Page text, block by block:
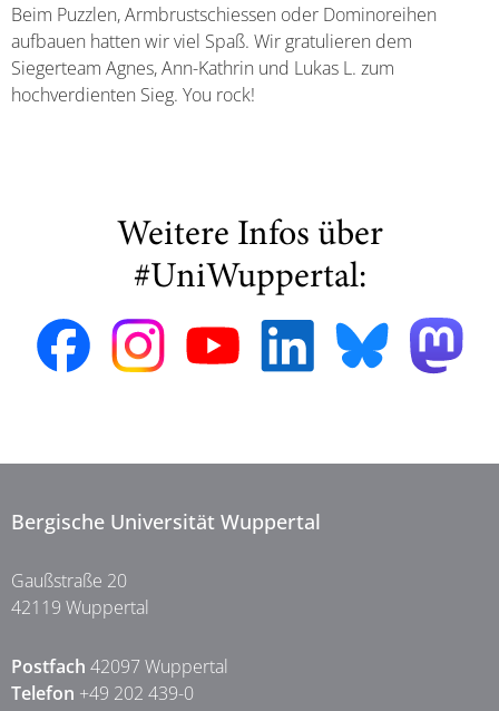
Beim Puzzlen, Armbrustschiessen oder Dominoreihen
aufbauen hatten wir viel Spaß. Wir gratulieren dem
Siegerteam Agnes, Ann-Kathrin und Lukas L. zum
hochverdienten Sieg. You rock!
Weitere Infos über
#UniWuppertal:
Bergische Universität Wuppertal
Gaußstraße 20
42119 Wuppertal
Postfach 42097 Wuppertal
Telefon +49 202 439-0